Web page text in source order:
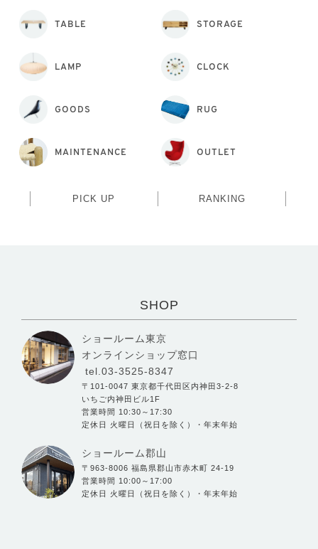
TABLE STORAGE
LAMP CLOCK
GOODS RUG
MAINTENANCE OUTLET
PICK UP RANKING
SHOP
ショールーム東京
オンラインショップ窓口
tel.03-3525-8347
〒101-0047 東京都千代田区内神田3-2-8
いちご内神田ビル1F
営業時間 10:30～17:30
定休日 火曜日（祝日を除く）・年末年始
ショールーム郡山
〒963-8006 福島県郡山市赤木町 24-19
営業時間 10:00～17:00
定休日 火曜日（祝日を除く）・年末年始